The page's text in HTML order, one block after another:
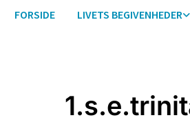
FORSIDE LIVETS BEGIVENHEDER